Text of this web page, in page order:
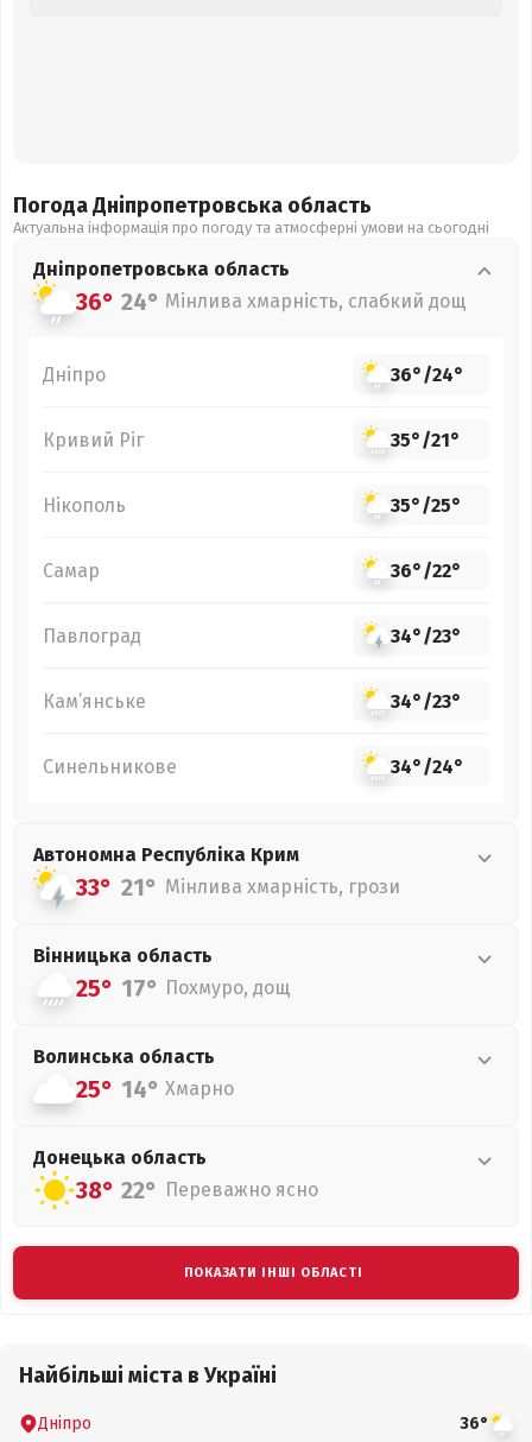
Погода Дніпропетровська область
Актуальна інформація про погоду та атмосферні умови на сьогодні
Дніпропетровська область
36° 24° Мінлива хмарність, слабкий дощ
Дніпро 36°/24°
Кривий Ріг 35°/21°
Нікополь 35°/25°
Самар 36°/22°
Павлоград 34°/23°
Кам’янське 34°/23°
Синельникове 34°/24°
Автономна Республіка Крим
33° 21° Мінлива хмарність, грози
Вінницька область
25° 17° Похмуро, дощ
Волинська область
25° 14° Хмарно
Донецька область
38° 22° Переважно ясно
ПОКАЗАТИ ІНШІ ОБЛАСТІ
Найбільші міста в Україні
Дніпро 36°